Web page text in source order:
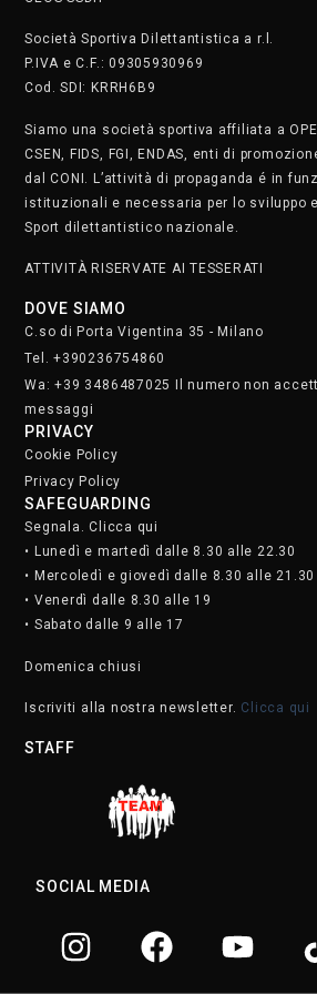
Cookie Policy
Privacy Policy
SAFEGUARDING
• Lunedì e martedì dalle 8.30 alle 22.30
• Mercoledì e giovedì dalle 8.30 alle 21.30
• Venerdì dalle 8.30 alle 19
• Sabato dalle 9 alle 17
STAFF
SOCIAL MEDIA